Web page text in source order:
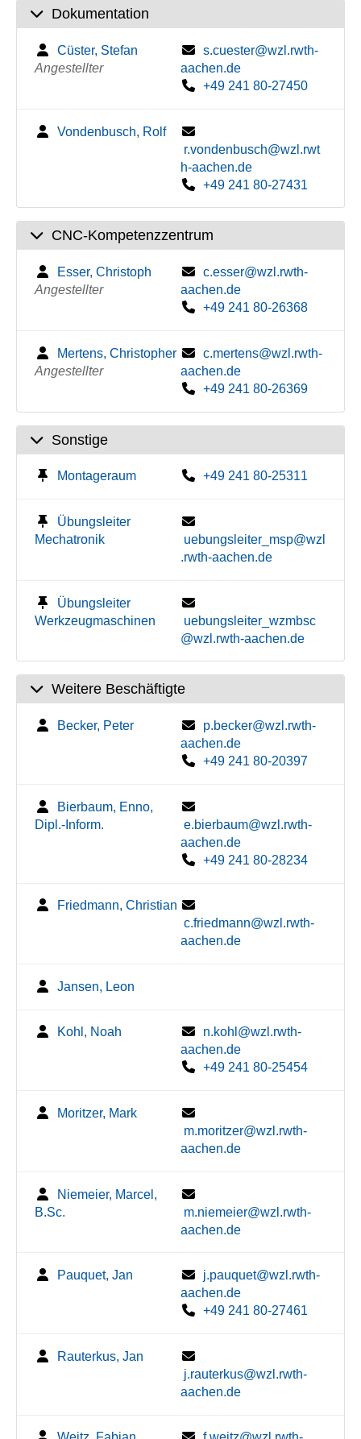
Dokumentation
Cüster, Stefan
Angestellter
s.cuester@wzl.rwth-
aachen.de
+49 241 80-27450
Vondenbusch, Rolf
r.vondenbusch@wzl.rwt
h-aachen.de
+49 241 80-27431
CNC-Kompetenzzentrum
Esser, Christoph
Angestellter
c.esser@wzl.rwth-
aachen.de
+49 241 80-26368
Mertens, Christopher
Angestellter
c.mertens@wzl.rwth-
aachen.de
+49 241 80-26369
Sonstige
Montageraum +49 241 80-25311
Übungsleiter
Mechatronik
uebungsleiter_msp@wzl
.rwth-aachen.de
Übungsleiter
Werkzeugmaschinen
uebungsleiter_wzmbsc
@wzl.rwth-aachen.de
Weitere Beschäftigte
Becker, Peter
p.becker@wzl.rwth-
aachen.de
+49 241 80-20397
Bierbaum, Enno,
Dipl.-Inform.
e.bierbaum@wzl.rwth-
aachen.de
+49 241 80-28234
Friedmann, Christian
c.friedmann@wzl.rwth-
aachen.de
Jansen, Leon
Kohl, Noah
n.kohl@wzl.rwth-
aachen.de
+49 241 80-25454
Moritzer, Mark
m.moritzer@wzl.rwth-
aachen.de
Niemeier, Marcel,
B.Sc.
m.niemeier@wzl.rwth-
aachen.de
Pauquet, Jan
j.pauquet@wzl.rwth-
aachen.de
+49 241 80-27461
Rauterkus, Jan
j.rauterkus@wzl.rwth-
aachen.de